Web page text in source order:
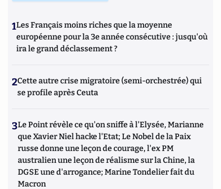
1Les Français moins riches que la moyenne
européenne pour la 3e année consécutive : jusqu'où
ira le grand déclassement ?
2Cette autre crise migratoire (semi-orchestrée) qui
se profile après Ceuta
3Le Point révèle ce qu'on sniffe à l'Elysée, Marianne
que Xavier Niel hacke l'Etat; Le Nobel de la Paix
russe donne une leçon de courage, l'ex PM
australien une leçon de réalisme sur la Chine, la
DGSE une d'arrogance; Marine Tondelier fait du
Macron